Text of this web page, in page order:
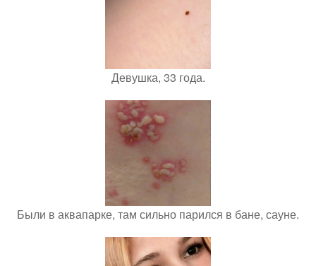
Девушка, 33 года.
Были в аквапарке, там сильно парился в бане, сауне.